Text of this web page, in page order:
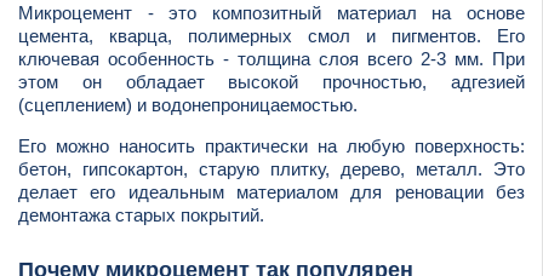
Микроцемент - это композитный материал на основе
цемента, кварца, полимерных смол и пигментов. Его
ключевая особенность - толщина слоя всего 2-3 мм. При
этом он обладает высокой прочностью, адгезией
(сцеплением) и водонепроницаемостью.
Его можно наносить практически на любую поверхность:
бетон, гипсокартон, старую плитку, дерево, металл. Это
делает его идеальным материалом для реновации без
демонтажа старых покрытий.
Почему микроцемент так популярен